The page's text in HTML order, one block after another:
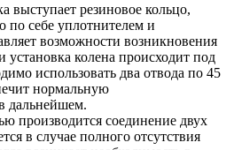
выступает резиновое кольцо,
по себе уплотнителем и
возможности возникновения
установка колена происходит под
использовать два отвода по 45
нормальную
дальнейшем.
производится соединение двух
в случае полного отсутствия